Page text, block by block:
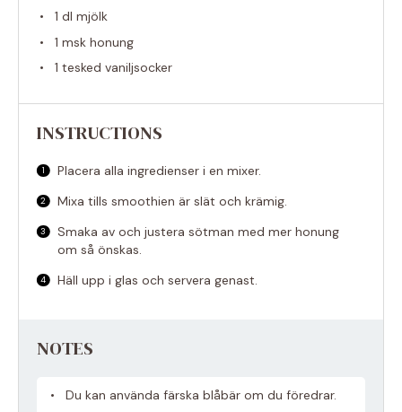
1 dl mjölk
1 msk honung
1 tesked vaniljsocker
INSTRUCTIONS
Placera alla ingredienser i en mixer.
Mixa tills smoothien är slät och krämig.
Smaka av och justera sötman med mer honung
om så önskas.
Häll upp i glas och servera genast.
NOTES
Du kan använda färska blåbär om du föredrar.